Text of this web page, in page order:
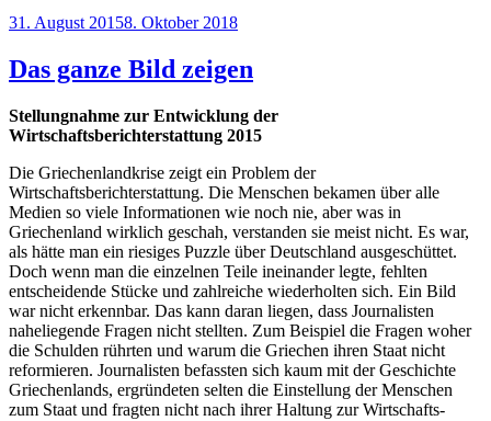
Veröffentlicht
31. August 20158. Oktober 2018
Das ganze Bild zeigen
Stellungnahme zur Entwicklung der
Wirtschaftsberichterstattung 2015
Die Griechenlandkrise zeigt ein Problem der
Wirtschaftsberichterstattung. Die Menschen bekamen über alle
Medien so viele Informationen wie noch nie, aber was in
Griechenland wirklich geschah, verstanden sie meist nicht. Es war,
als hätte man ein riesiges Puzzle über Deutschland ausgeschüttet.
Doch wenn man die einzelnen Teile ineinander legte, fehlten
entscheidende Stücke und zahlreiche wiederholten sich. Ein Bild
war nicht erkennbar. Das kann daran liegen, dass Journalisten
naheliegende Fragen nicht stellten. Zum Beispiel die Fragen woher
die Schulden rührten und warum die Griechen ihren Staat nicht
reformieren. Journalisten befassten sich kaum mit der Geschichte
Griechenlands, ergründeten selten die Einstellung der Menschen
zum Staat und fragten nicht nach ihrer Haltung zur Wirtschafts­